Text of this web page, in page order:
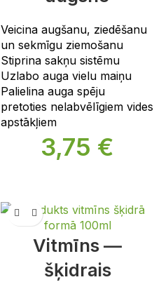
Veicina augšanu, ziedēšanu
un sekmīgu ziemošanu
Stiprina sakņu sistēmu
Uzlabo auga vielu maiņu
Palielina auga spēju
pretoties nelabvēlīgiem vides
apstākļiem
3,75 €
Vitmīns —
šķidrais